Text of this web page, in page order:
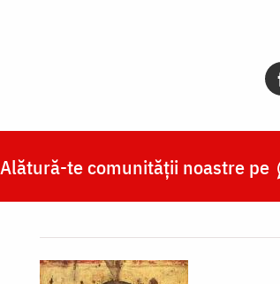
Alătură-te comunității noastre pe